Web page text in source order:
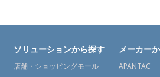
ソリューションから探す
店舗・ショッピングモール
メーカー
APANTAC